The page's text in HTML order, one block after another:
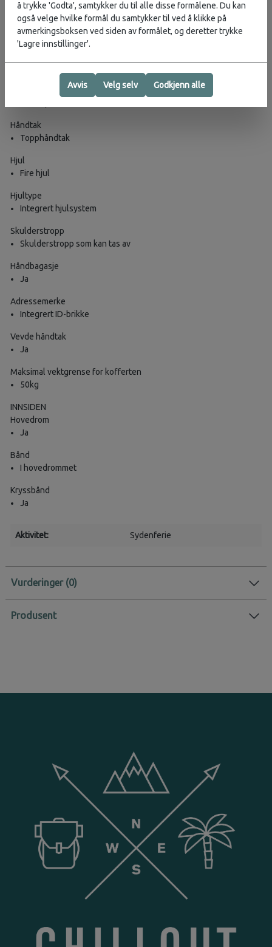
Produsert i Europa
Ja
UTSIDEN
Håndtak
Topphåndtak
Hjul
Fire hjul
Hjultype
Integrert hjulsystem
Skulderstropp
Skulderstropp som kan tas av
Håndbagasje
Ja
Adressemerke
Integrert ID-brikke
Vevde håndtak
Ja
Maksimal vektgrense for kofferten
50kg
INNSIDEN
Hovedrom
Ja
Bånd
I hovedrommet
Kryssbånd
Ja
Aktivitet: Sydenferie
Vurderinger
Produsent
å trykke 'Godta', samtykker du til alle disse formålene. Du kan
også velge hvilke formål du samtykker til ved å klikke på
avmerkingsboksen ved siden av formålet, og deretter trykke
'Lagre innstillinger'.
Avvis Velg selv Godkjenn alle